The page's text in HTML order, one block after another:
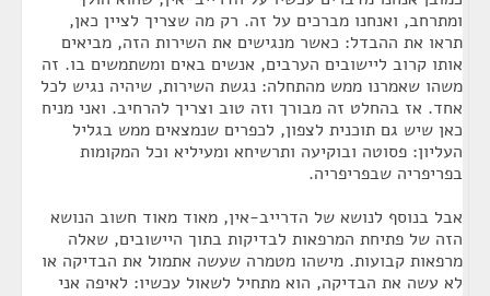
ומתרחב, ואנחנו מברכים על זה. רק מה שצריך לציין כאן,
תראו את ההבדל: כאשר מנגישים את השירות הזה, מביאים
אותו קרוב ליישובים הערבים, אנשים באים ומשתמשים בו. זה
משהו שאמרנו ממש מהתחלה: נגשת השירות, שיהיה נגיש לכל
אחד. אז בהחלט זה מבורך וזה טוב וצריך להרחיב. ואני מניח
כאן שיש גם תוכנית לצפון, לכפרים שנמצאים ממש בגליל
העליון: פסוטה ובוקיעה ותרשיחא ומעיליא וכל המקומות
בפריפריה שבפריפריה.
אבל בנוסף לנושא של הדרייב-אין, מאוד מאוד חשוב הנושא
הזה של פתיחת המרפאות לבדיקות בתוך היישובים, שאלה
מרפאות קבועות. מישהו מטמרה שעשה אתמול את הבדיקה או
לא עשה את הבדיקה, הוא מתחיל לשאול עכשיו: לאיפה אני